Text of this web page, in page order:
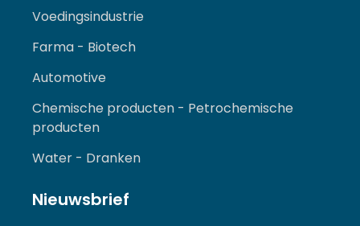
Voedingsindustrie
Farma - Biotech
Automotive
Chemische producten - Petrochemische
producten
Water - Dranken
Nieuwsbrief